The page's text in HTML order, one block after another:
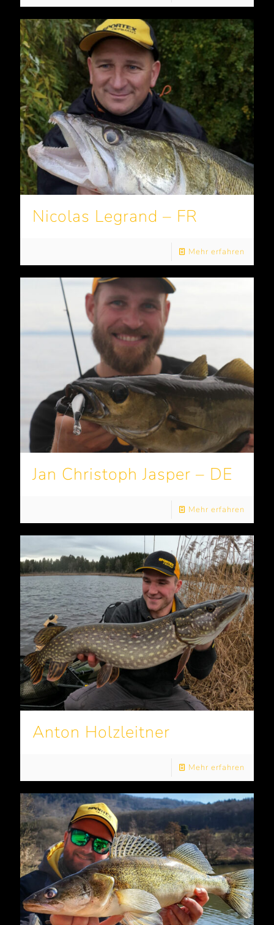
Nicolas Legrand – FR
Mehr erfahren
Jan Christoph Jasper – DE
Mehr erfahren
Anton Holzleitner
Mehr erfahren